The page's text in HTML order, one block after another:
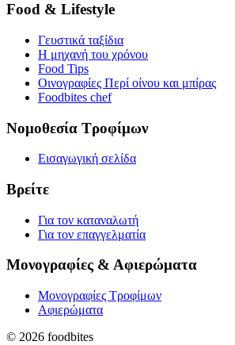
Food & Lifestyle
Γευστικά ταξίδια
Η μηχανή του χρόνου
Food Tips
Οινογραφίες Περί οίνου και μπίρας
Foodbites chef
Νομοθεσία Τροφίμων
Εισαγωγική σελίδα
Βρείτε
Για τον καταναλωτή
Για τον επαγγελματία
Μονογραφίες & Αφιερώματα
Μονογραφίες Τροφίμων
Αφιερώματα
© 2026 foodbites